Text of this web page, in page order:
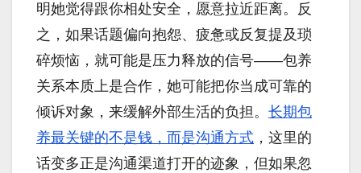
明她觉得跟你相处安全，愿意拉近距离。反
之，如果话题偏向抱怨、疲惫或反复提及琐
碎烦恼，就可能是压力释放的信号——包养
关系本质上是合作，她可能把你当成可靠的
倾诉对象，来缓解外部生活的负担。 长期包
养最关键的不是钱，而是沟通方式 ，这里的
话变多正是沟通渠道打开的迹象，但如果忽